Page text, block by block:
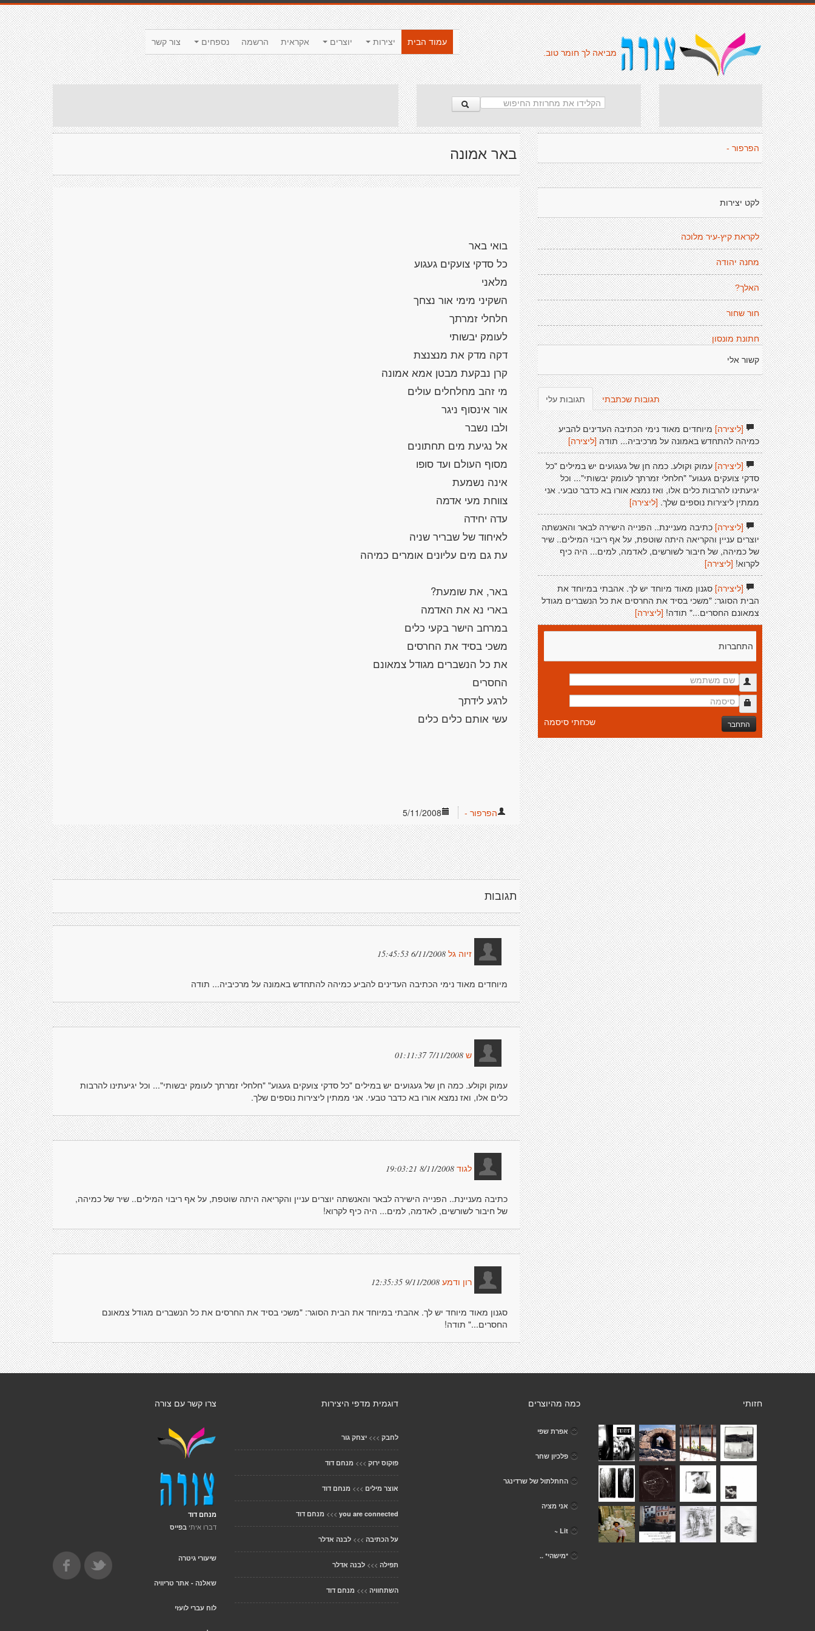
צור קשר נספחים הרשמה אקראית יוצרים יצירות
עמוד הבית
מביאה לך חומר טוב.
באר אמונה
בואי באר
כל סדקי צועקים געגוע
מלאני
השקיני מימי אור נצחך
חלחלי זמרתך
לעומק יבשותי
דקה מדק את מנצנצת
קרן נבקעת מבטן אמא אמונה
מי זהב מחלחלים עולים
אור אינסוף ניגר
ולבו נשבר
אל נגיעת מים תחתונים
מסוף העולם ועד סופו
אינה נשמעת
צווחת מעי אדמה
עדה יחידה
לאיחוד של שבריר שניה
עת גם מים עליונים אומרים כמיהה
באר, את שומעת?
בארי נא את האדמה
במרחב הישר בקעי כלים
משכי בסיד את החרסים
את כל הנשברים מגודל צמאונם
החסרים
לרגע לידתך
עשי אותם כלים כלים
5/11/2008 הפרפור -
תגובות
זיוה גל 6/11/2008 15:45:53
מיוחדים מאוד נימי הכתיבה העדינים להביע כמיהה להתחדש באמונה על מרכיביה... תודה
ש 7/11/2008 01:11:37
עמוק וקולע. כמה חן של געגועים יש במילים "כל סדקי צועקים געגוע" "חלחלי זמרתך לעומק יבשותי"... וכל יגיעתינו להרבות
כלים אלו, ואז נמצא אורו בא כדבר טבעי. אני ממתין ליצירות נוספים שלך.
לגוד 8/11/2008 19:03:21
כתיבה מעניינת.. הפנייה הישירה לבאר והאנשתה יוצרים עניין והקריאה היתה שוטפת, על אף ריבוי המילים.. שיר של כמיהה,
של חיבור לשורשים, לאדמה, למים... היה כיף לקרוא!
רון ודמע 9/11/2008 12:35:35
סגנון מאוד מיוחד יש לך. אהבתי במיוחד את הבית הסוגר: "משכי בסיד את החרסים את כל הנשברים מגודל צמאונם
החסרים..." תודה!
הפרפור -
לקט יצירות
לקראת קיץ-עיר מלוכה
מחנה יהודה
האלך?
חור שחור
חתונת מונסון
קשור אלי
תגובות עלי תגובות שכתבתי
[ליצירה]מיוחדים מאוד נימי הכתיבה העדינים להביע
כמיהה להתחדש באמונה על מרכיביה... תודה[ליצירה]
[ליצירה]עמוק וקולע. כמה חן של געגועים יש במילים "כל
סדקי צועקים געגוע" "חלחלי זמרתך לעומק יבשותי"... וכל
יגיעתינו להרבות כלים אלו, ואז נמצא אורו בא כדבר טבעי. אני
ממתין ליצירות נוספים שלך. [ליצירה]
[ליצירה]כתיבה מעניינת.. הפנייה הישירה לבאר והאנשתה
יוצרים עניין והקריאה היתה שוטפת, על אף ריבוי המילים.. שיר
של כמיהה, של חיבור לשורשים, לאדמה, למים... היה כיף
לקרוא! [ליצירה]
[ליצירה]סגנון מאוד מיוחד יש לך. אהבתי במיוחד את
הבית הסוגר: "משכי בסיד את החרסים את כל הנשברים מגודל
צמאונם החסרים..." תודה! [ליצירה]
התחברות
התחבר שכחתי סיסמה
צרו קשר עם צורה
מנחם דוד
דברו איתי בפייס
שיעורי גיטרה
שאלנה - אתר טריוויה
לוח עברי לועזי
דוגמית מדפי היצירות
לחבק >>> יצחק גור
פוקוס ירוק >>> מנחם דוד
אוצר מילים >>> מנחם דוד
you are connected
>>> מנחם דוד
על הכתיבה >>> לבנה אדלר
תפילה >>> לבנה אדלר
השתחוויה >>> מנחם דוד
כמה מהיוצרים
אפרת שפי
פלכיון שחר
החתלתול של שרדינגר
אני מציה
Lit ~
*מישהי* ..
חזותי